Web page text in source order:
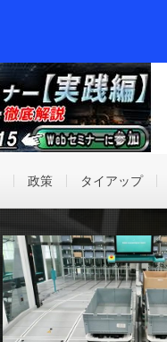
政策 タイアップ